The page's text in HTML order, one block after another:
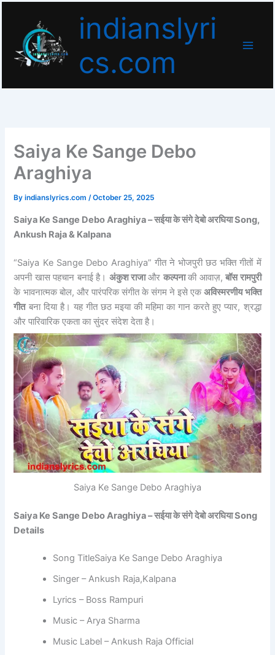
content
indianslyri
cs.com
Saiya Ke Sange Debo
Araghiya
Byindianslyrics.com/October 25, 2025
Saiya Ke Sange Debo Araghiya – सईया के संगे देबो अरघिया Song,
Ankush Raja & Kalpana
“Saiya Ke Sange Debo Araghiya” गीत ने भोजपुरी छठ भक्ति गीतों में
अपनी खास पहचान बनाई है। अंकुश राजाऔर कल्पनाकी आवाज़,बॉस रामपुरी
के भावनात्मक बोल, और पारंपरिक संगीत के संगम ने इसे एकअविस्मरणीय भक्ति
गीतबना दिया है। यह गीत छठ मइया की महिमा का गान करते हुए प्यार, श्रद्धा
और पारिवारिक एकता का सुंदर संदेश देता है।
Saiya Ke Sange Debo Araghiya
Saiya Ke Sange Debo Araghiya – सईया के संगे देबो अरघिया Song
Details
Song TitleSaiya Ke Sange Debo Araghiya
Singer – Ankush Raja,Kalpana
Lyrics – Boss Rampuri
Music – Arya Sharma
Music Label – Ankush Raja Official